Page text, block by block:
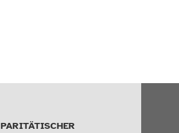
PARITÄTISCHER